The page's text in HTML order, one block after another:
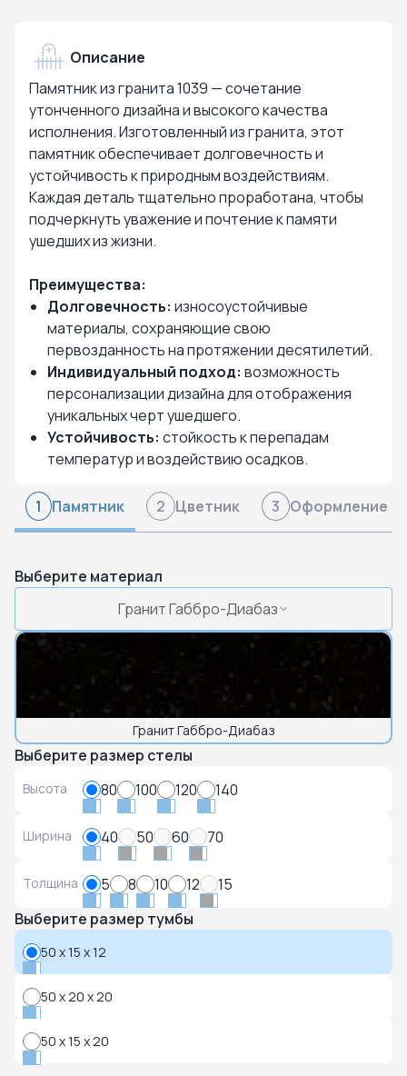
Описание
Памятник из гранита 1039 — сочетание
утонченного дизайна и высокого качества
исполнения. Изготовленный из гранита, этот
памятник обеспечивает долговечность и
устойчивость к природным воздействиям.
Каждая деталь тщательно проработана, чтобы
подчеркнуть уважение и почтение к памяти
ушедших из жизни.
Преимущества:
Долговечность: износоустойчивые
материалы, сохраняющие свою
первозданность на протяжении десятилетий.
Индивидуальный подход: возможность
персонализации дизайна для отображения
уникальных черт ушедшего.
Устойчивость: стойкость к перепадам
температур и воздействию осадков.
1 Памятник 2 Цветник 3 Оформление
Выберите материал
Гранит Габбро-Диабаз
Гранит Габбро-Диабаз
Выберите размер стелы
Высота 80 100 120 140
Ширина 40 50 60 70
Толщина 5 8 10 12
15
Выберите размер тумбы
50 x 15 x 12
50 x 20 x 20
50 x 15 x 20